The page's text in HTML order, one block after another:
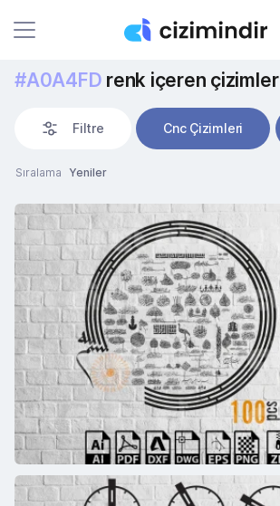
#A0A4FD renk içeren çizimler
Filtre Cnc Çizimleri
Sıralama Yeniler